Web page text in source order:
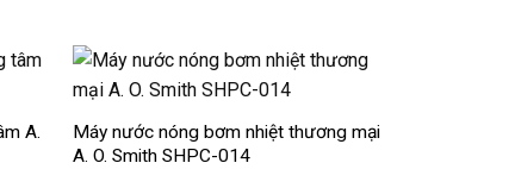
A.
+
Máy nước nóng bơm nhiệt thương mại
A. O. Smith SHPC-014